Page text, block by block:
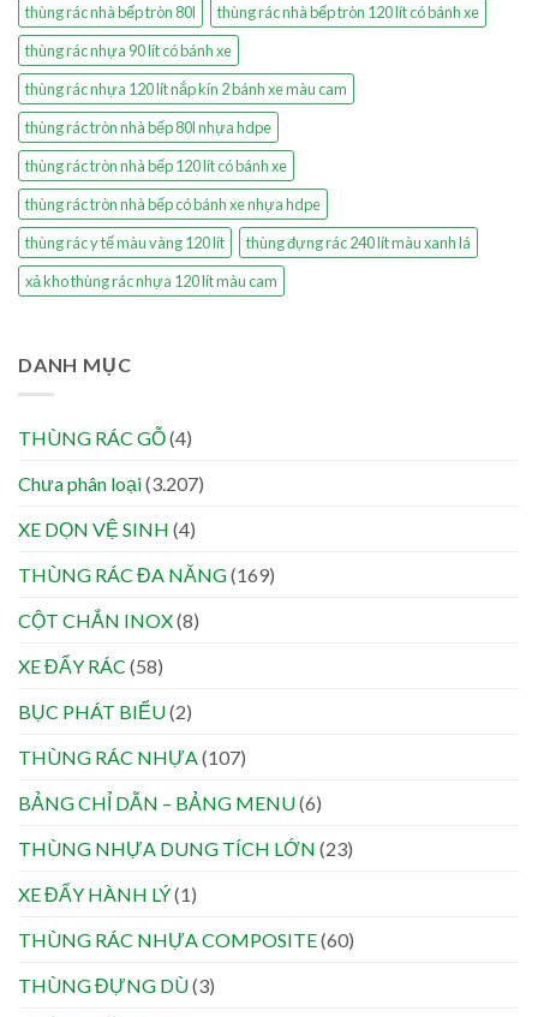
thùng rác nhà bếp tròn 80l
thùng rác nhà bếp tròn 120 lít có bánh xe
thùng rác nhựa 90 lít có bánh xe
thùng rác nhựa 120 lít nắp kín 2 bánh xe màu cam
thùng rác tròn nhà bếp 80l nhựa hdpe
thùng rác tròn nhà bếp 120 lít có bánh xe
thùng rác tròn nhà bếp có bánh xe nhựa hdpe
thùng rác y tế màu vàng 120 lít
thùng đựng rác 240 lít màu xanh lá
xả kho thùng rác nhựa 120 lít màu cam
DANH MỤC
THÙNG RÁC GỖ(4)
Chưa phân loại(3.207)
XE DỌN VỆ SINH (4)
THÙNG RÁC ĐA NĂNG(169)
CỘT CHẮN INOX(8)
XE ĐẨY RÁC (58)
BỤC PHÁT BIỂU(2)
THÙNG RÁC NHỰA(107)
BẢNG CHỈ DẪN – BẢNG MENU(6)
THÙNG NHỰA DUNG TÍCH LỚN (23)
XE ĐẨY HÀNH LÝ(1)
THÙNG RÁC NHỰA COMPOSITE(60)
THÙNG ĐỰNG DÙ(3)